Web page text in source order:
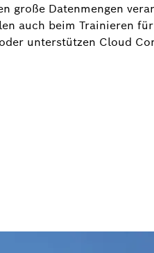
große Datenmengen
auch beim Trainieren
unterstützen Cloud